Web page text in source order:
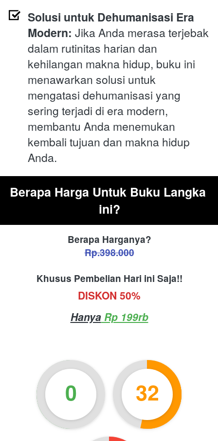
Solusi untuk Dehumanisasi Era
Modern: Jika Anda merasa terjebak
dalam rutinitas harian dan
kehilangan makna hidup, buku ini
menawarkan solusi untuk
mengatasi dehumanisasi yang
sering terjadi di era modern,
membantu Anda menemukan
kembali tujuan dan makna hidup
Anda.
Berapa Harga Untuk Buku Langka
ini?
Berapa Harganya?
Rp.398.000
Khusus Pembelian Hari ini Saja!!
DISKON 50%
Hanya Rp 199rb
0 32